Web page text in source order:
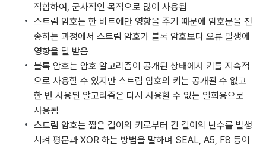
적합하여, 군사적인 목적으로 많이 사용됨
스트림 암호는 한 비트에만 영향을 주기 때문에 암호문을 전
송하는 과정에서 스트림 암호가 블록 암호보다 오류 발생에
영향을 덜 받음
블록 암호는 암호 알고리즘이 공개된 상태에서 키를 지속적
으로 사용할 수 있지만 스트림 암호의 키는 공개될 수 없고
한 번 사용된 알고리즘은 다시 사용할 수 없는 일회용으로
사용됨
스트림 암호는 짧은 길이의 키로부터 긴 길이의 난수를 발생
시켜 평문과 XOR 하는 방법을 말하며 SEAL, A5, F8 등이